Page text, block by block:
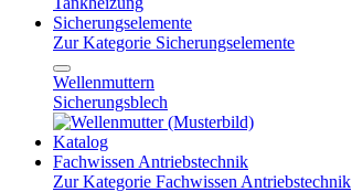
Sicherungselemente
Zur Kategorie Sicherungselemente
Wellenmuttern
Sicherungsblech
Katalog
Fachwissen Antriebstechnik
Zur Kategorie Fachwissen Antriebstechnik